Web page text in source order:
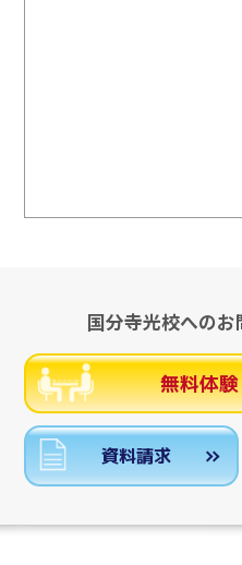
国分寺光校への
無料体
資料請求